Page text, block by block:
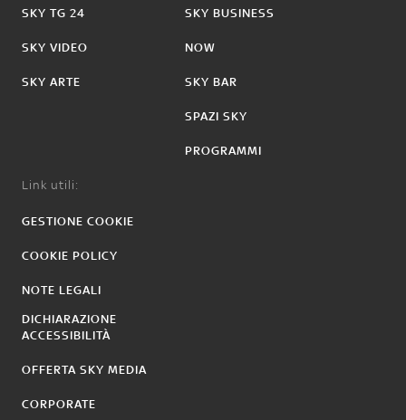
SKY TG 24
SKY VIDEO
SKY ARTE
SKY BUSINESS
NOW
SKY BAR
SPAZI SKY
PROGRAMMI
Link utili:
GESTIONE COOKIE
COOKIE POLICY
NOTE LEGALI
DICHIARAZIONE
ACCESSIBILITÀ
OFFERTA SKY MEDIA
CORPORATE